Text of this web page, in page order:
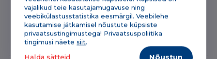
vajalikud teie kasutajamugavuse ning
veebikülastusstatistika eesmärgil. Veebilehe
kasutamise jätkamisel nõustute küpsiste
privaatsustingimustega! Privaatsuspoliitika
tingimusi näetesiit.
Halda sätteid Nõustun
magenta
11K
ANALOOG
kogus
Kirjeldus & tehniline infoLisainfo